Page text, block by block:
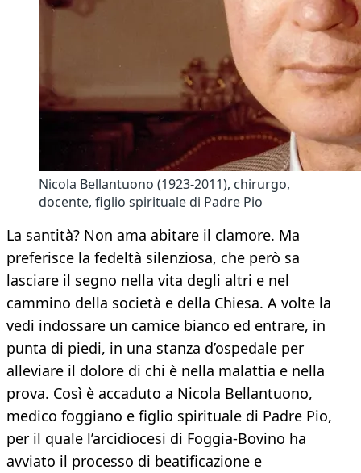
Nicola Bellantuono (1923-2011), chirurgo,
docente, figlio spirituale di Padre Pio
La santità? Non ama abitare il clamore. Ma
preferisce la fedeltà silenziosa, che però sa
lasciare il segno nella vita degli altri e nel
cammino della società e della Chiesa. A volte la
vedi indossare un camice bianco ed entrare, in
punta di piedi, in una stanza d’ospedale per
alleviare il dolore di chi è nella malattia e nella
prova. Così è accaduto a Nicola Bellantuono,
medico foggiano e figlio spirituale di Padre Pio,
per il quale l’arcidiocesi di Foggia-Bovino ha
avviato il processo di beatificazione e